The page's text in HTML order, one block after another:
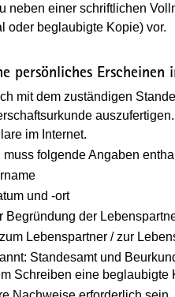
neben einer schriftlichen
oder beglaubigte Kopie) vor.
persönliches Erscheinen
mit dem zuständigen
im Internet.
muss folgende Angaben
und -ort
Begründung der
Lebenspartner / zur
Standesamt und
Schreiben eine